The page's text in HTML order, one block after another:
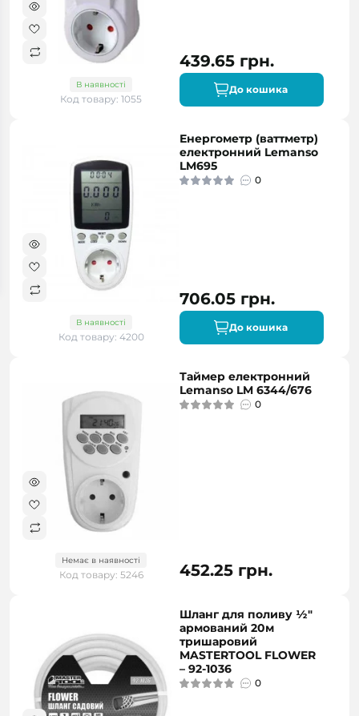
В наявності
Код товару: 1055
439.65 грн.
До кошика
В наявності
Код товару: 4200
Енергометр (ваттметр)
електронний Lemanso
LM695
0
706.05 грн.
До кошика
Немає в наявності
Код товару: 5246
Таймер електронний
Lemanso LM 6344/676
0
452.25 грн.
Шланг для поливу ½"
армований 20м
тришаровий
MASTERTOOL FLOWER
– 92-1036
0